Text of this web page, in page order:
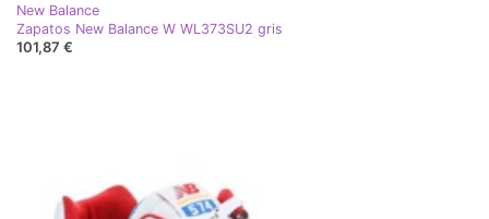
New Balance
Zapatos New Balance W WL373SU2 gris
101,87 €